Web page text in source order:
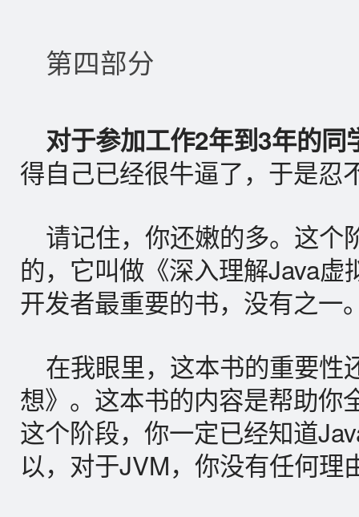
第四部分
对于参加工作2年到3年的同
得自己已经很牛逼了，于是忍
请记住，你还嫩的多。这个
的，它叫做《深入理解Java
开发者最重要的书，没有之一
在我眼里，这本书的重要性
想》。这本书的内容是帮助你
这个阶段，你一定已经知道
以，对于JVM，你没有任何理